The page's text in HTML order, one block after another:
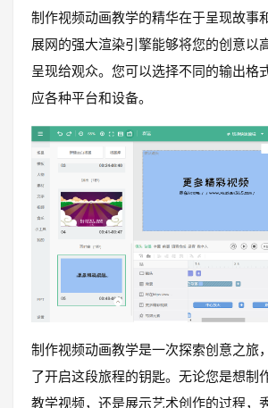
制作视频动画教学的精华在于呈现故事
展网的强大渲染引擎能够将您的创意以
呈现给观众。您可以选择不同的输出格
应各种平台和设备。
制作视频动画教学是一次探索创意之旅
了开启这段旅程的钥匙。无论您是想制
教学视频，还是展示艺术创作的过程，